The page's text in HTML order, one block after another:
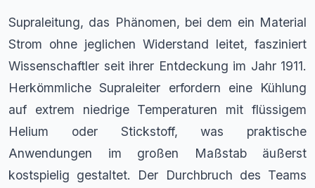
Supraleitung, das Phänomen, bei dem ein Material
Strom ohne jeglichen Widerstand leitet, fasziniert
Wissenschaftler seit ihrer Entdeckung im Jahr 1911.
Herkömmliche Supraleiter erfordern eine Kühlung
auf extrem niedrige Temperaturen mit flüssigem
Helium oder Stickstoff, was praktische
Anwendungen im großen Maßstab äußerst
kostspielig gestaltet. Der Durchbruch des Teams